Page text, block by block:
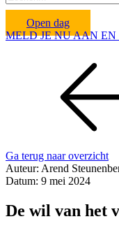
Open dag
MELD JE NU AAN EN
Ga terug naar overzicht
Auteur: Arend
Datum: 9 mei 2024
De wil van het